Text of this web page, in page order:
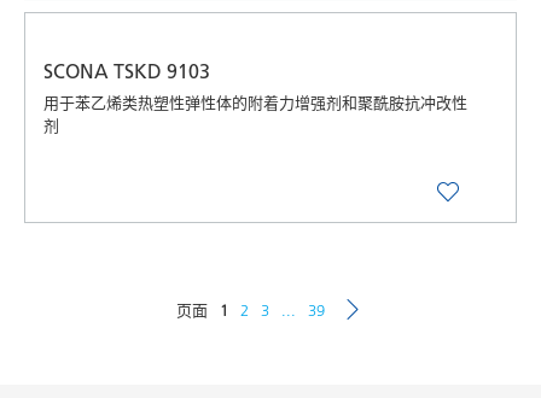
SCONA TSKD 9103
用于苯乙烯类热塑性弹性体的附着力增强剂和聚酰胺抗冲改性
剂
页面 1 2 3 39